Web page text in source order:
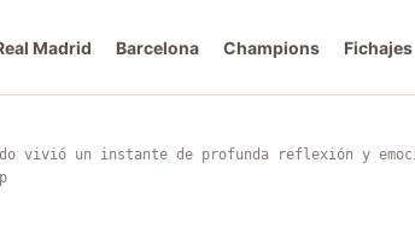
Madrid Barcelona Champions Fichajes
vivió un instante de profunda reflexión y